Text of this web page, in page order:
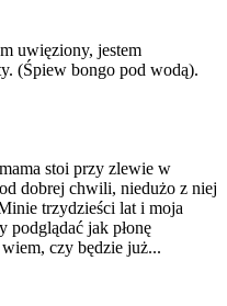
uwięziony, jestem
(Śpiew bongo pod wodą).
stoi przy zlewie w
dobrej chwili, niedużo z niej
trzydzieści lat i moja
podglądać jak płonę
czy będzie już...